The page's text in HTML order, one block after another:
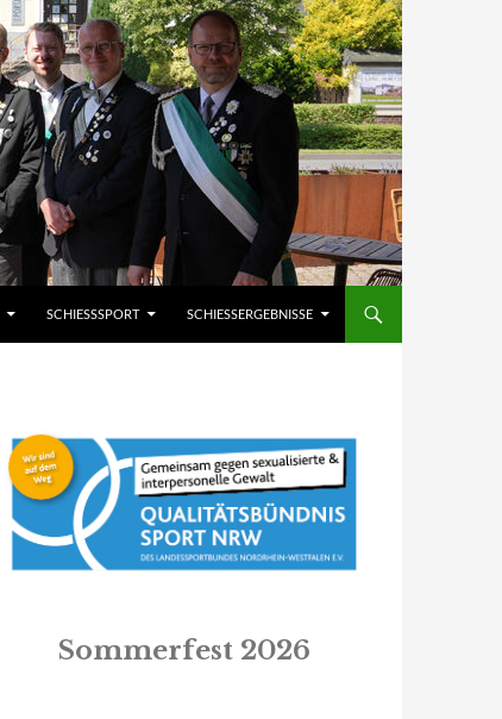
SCHIESSSPORT SCHIESSERGEBNISSE
Sommerfest 2026